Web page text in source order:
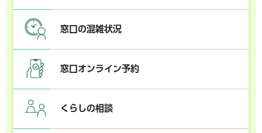
窓口の混雑状況
窓口オンライン予約
くらしの相談